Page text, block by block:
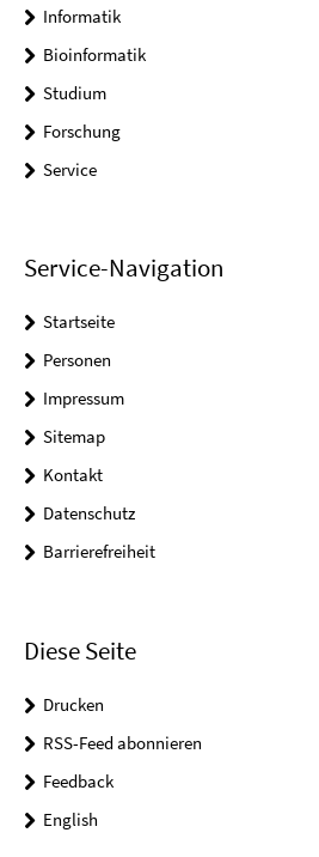
Informatik
Bioinformatik
Studium
Forschung
Service
Service-Navigation
Startseite
Personen
Impressum
Sitemap
Kontakt
Datenschutz
Barrierefreiheit
Diese Seite
Drucken
RSS-Feed abonnieren
Feedback
English